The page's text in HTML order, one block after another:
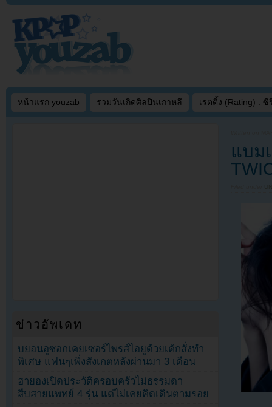
หน้าแรก youzab รวมวันเกิดศิลปินเกาหลี เรตติ้ง (Rating) : ซี
แบม
ข่าวอัพเดท
บยอนอูซอกเคยเซอร์ไพรส์ไอยูด้วยเค้กสั่งทำ
พิเศษ แฟนๆเพิ่งสังเกตหลังผ่านมา 3 เดือน
ฮายองเปิดประวัติครอบครัวไม่ธรรมดา
สืบสายแพทย์ 4 รุ่น แต่ไม่เคยคิดเดินตามรอย